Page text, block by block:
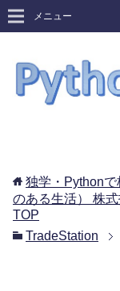
メニュー
独学・Python
のある生活） 株
TOP
TradeStation